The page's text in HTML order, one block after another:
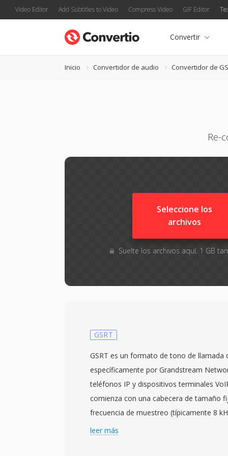
Video Editor Add Subtitles to Video Compress Video GIF Editor
Convertir
Inicio Convertidor de audio Convertidor de
Re-
Seleccione los
archivos
Suelte los archivos aquí. 1 GB
GSRT
GSRT es un formato de tono de llamada
específicamente por Grandstream
teléfonos IP y dispositivos terminales
comienza con una cabecera de tamaño
frecuencia de muestreo (típicamente 8
profundidad de bits y la longitud de la
leer más